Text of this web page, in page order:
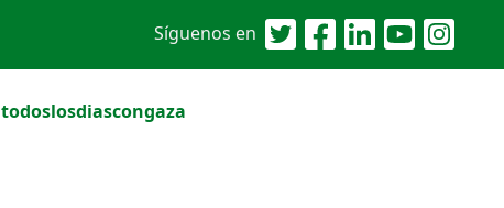
Síguenos en
todoslosdiascongaza